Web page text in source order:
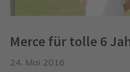
Merce für tolle 6
24. Mai 2016